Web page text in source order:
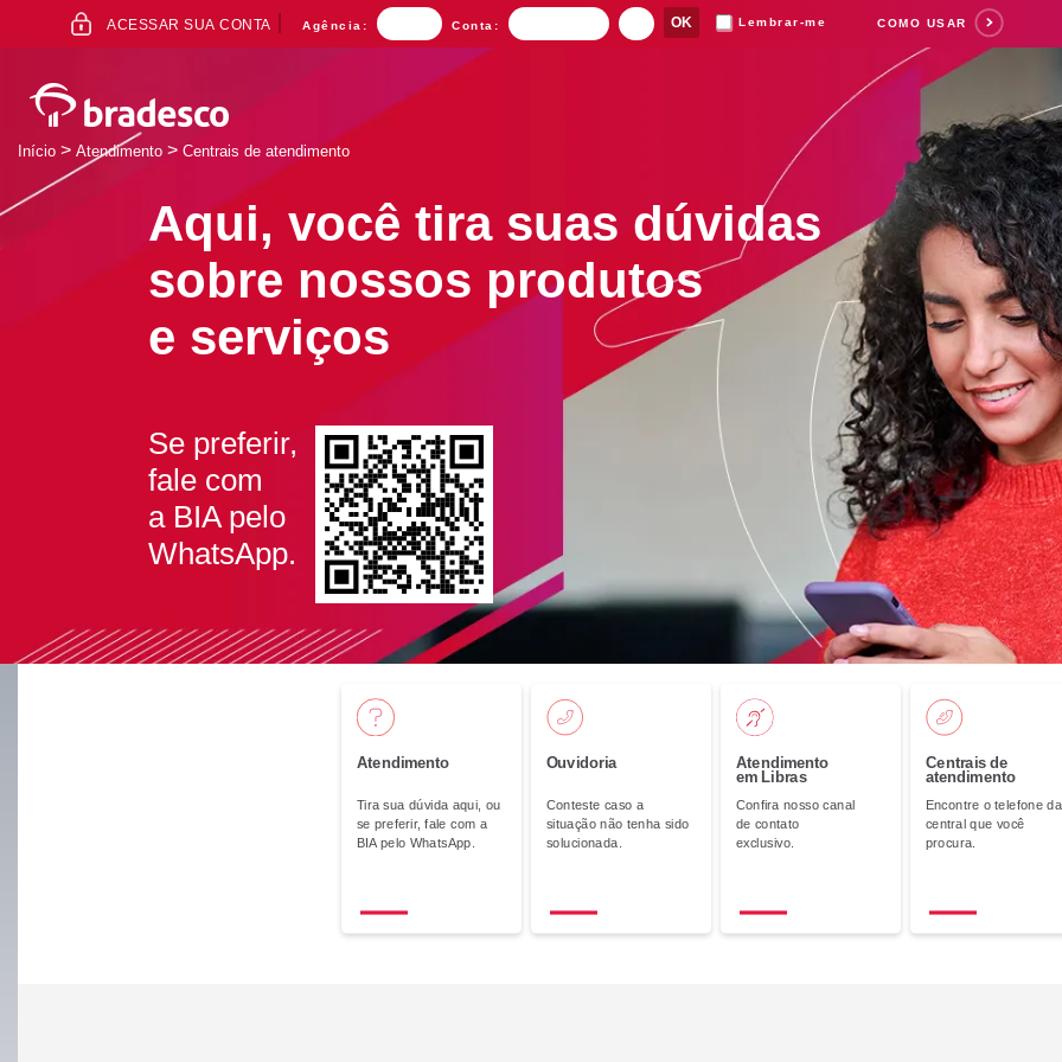
Mais buscados Suas buscas
Separamos para você
Bradesco
Renegociação de
Início > Atendimento > Centrais de atendimento
Aqui, você tira suas dúvidas
sobre nossos produtos
e serviços
Se preferir,
fale com
a BIA pelo
WhatsApp.
Atendimento
Tira sua dúvida aqui, ou
se preferir, fale com a
BIA pelo WhatsApp.
Ouvidoria
Conteste caso a
situação não tenha sido
solucionada.
Atendimento
em Libras
Confira nosso canal
de contato
exclusivo.
Centrais de
atendimento
Encontre o telefone da
central que você
procura.
ACESSO
AO
ACESSAR SUA CONTA Agência: Conta: Lembrar-me COMO USAR